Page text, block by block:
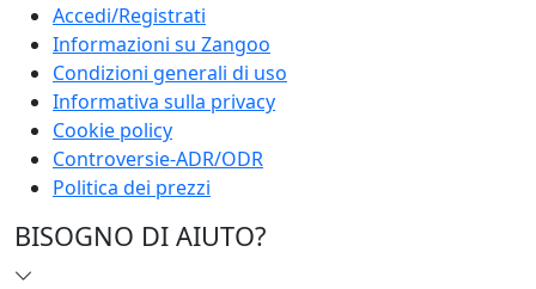
Accedi/Registrati
Informazioni su Zangoo
Condizioni generali di uso
Informativa sulla privacy
Cookie policy
Controversie-ADR/ODR
Politica dei prezzi
BISOGNO DI AIUTO?